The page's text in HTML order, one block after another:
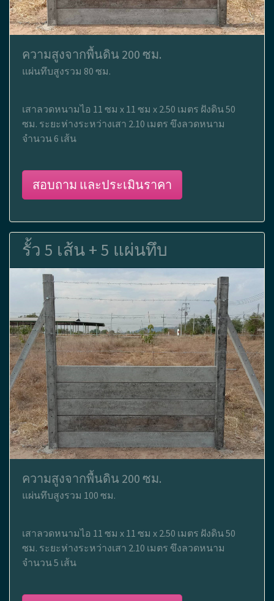
ความสูงจากพื้นดิน 200 ซม.
แผ่นทึบสูงรวม 80 ซม.
เสาลวดหนามไอ 11 ซม x 11 ซม x 2.50 เมตร ฝังดิน 50
ซม. ระยะห่างระหว่างเสา 2.10 เมตร ขึงลวดหนาม
จำนวน 6 เส้น
สอบถาม และประเมินราคา
รั้ว 5 เส้น + 5 แผ่นทึบ
ความสูงจากพื้นดิน 200 ซม.
แผ่นทึบสูงรวม 100 ซม.
เสาลวดหนามไอ 11 ซม x 11 ซม x 2.50 เมตร ฝังดิน 50
ซม. ระยะห่างระหว่างเสา 2.10 เมตร ขึงลวดหนาม
จำนวน 5 เส้น